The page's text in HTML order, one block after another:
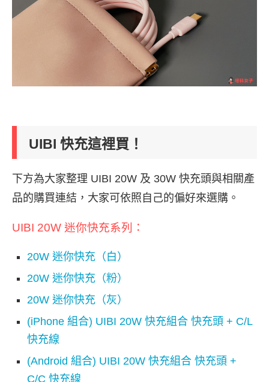
UIBI 快充這裡買！
下方為大家整理 UIBI 20W 及 30W 快充頭與相關產
品的購買連結，大家可依照自己的偏好來選購。
UIBI 20W 迷你快充系列 ：
20W 迷你快充（白）
20W 迷你快充（粉）
20W 迷你快充（灰）
(iPhone 組合) UIBI 20W 快充組合 快充頭 + C/L
快充線
(Android 組合) UIBI 20W 快充組合 快充頭 +
C/C 快充線